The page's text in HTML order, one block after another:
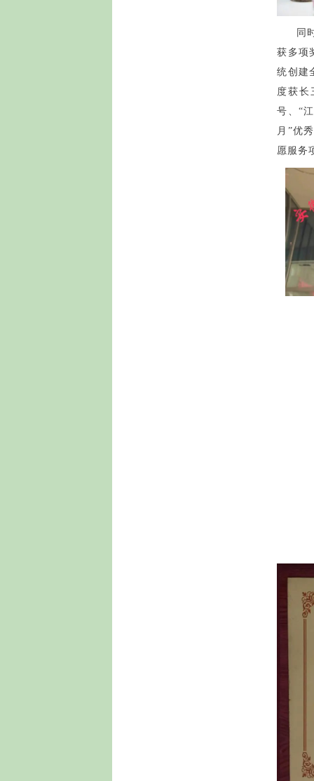
同
获多项
统创建
度获长
号、“
月”优
愿服务